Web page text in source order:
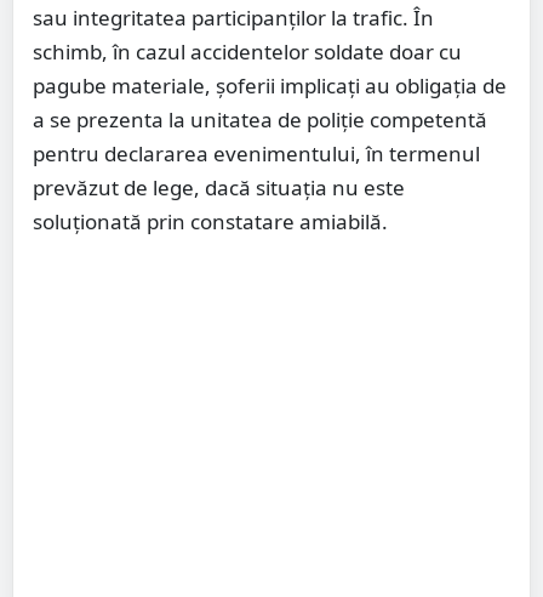
sau integritatea participanților la trafic. În
schimb, în cazul accidentelor soldate doar cu
pagube materiale, șoferii implicați au obligația de
a se prezenta la unitatea de poliție competentă
pentru declararea evenimentului, în termenul
prevăzut de lege, dacă situația nu este
soluționată prin constatare amiabilă.